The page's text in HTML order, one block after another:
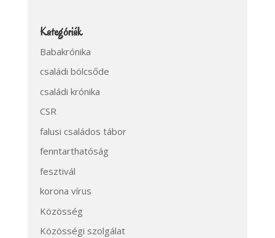
Kategóriák
Babakrónika
családi bölcsőde
családi krónika
CSR
falusi családos tábor
fenntarthatóság
fesztivál
korona vírus
Közösség
Közösségi szolgálat